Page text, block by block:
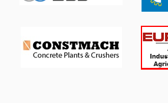
پالت 80 X 60